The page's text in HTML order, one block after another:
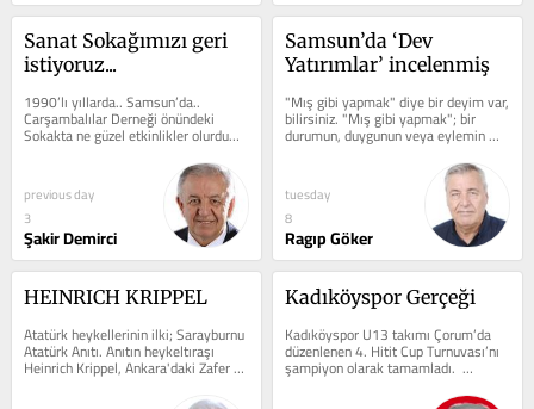
Sanat Sokağımızı geri
istiyoruz...
1990’lı yıllarda.. Samsun’da..
Carşambalılar Derneği önündeki
Sokakta ne güzel etkinlikler olurdu…
Keman çalanlar, saz çalanlar…...
previous day
3
Şakir Demirci
Samsun’da ‘Dev
Yatırımlar’ incelenmiş
"Mış gibi yapmak" diye bir deyim var,
bilirsiniz. "Mış gibi yapmak"; bir
durumun, duygunun veya eylemin
gerçekte olmadığı...
tuesday
8
Ragıp Göker
HEINRICH KRIPPEL
Atatürk heykellerinin ilki; Sarayburnu
Atatürk Anıtı. Anıtın heykeltıraşı
Heinrich Krippel, Ankara'daki Zafer
Anıtı, Samsun'daki...
Kadıköyspor Gerçeği
Kadıköyspor U13 takımı Çorum’da
düzenlenen 4. Hitit Cup Turnuvası’nı
şampiyon olarak tamamladı.
Samsun adına büyük başarıdan öte...